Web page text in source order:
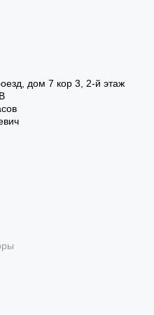
дом 7 кор 3, 2-й этаж